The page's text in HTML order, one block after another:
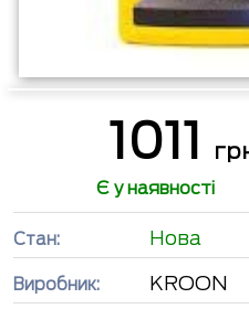
1011
Є у наявності
Стан: Нова
Виробник: KROON